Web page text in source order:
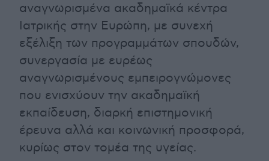
αναγνωρισμένα ακαδημαϊκά κέντρα
Ιατρικής στην Ευρώπη, με συνεχή
εξέλιξη των προγραμμάτων σπουδών,
συνεργασία με ευρέως
αναγνωρισμένους εμπειρογνώμονες
που ενισχύουν την ακαδημαϊκή
εκπαίδευση, διαρκή επιστημονική
έρευνα αλλά και κοινωνική προσφορά,
κυρίως στον τομέα της υγείας.